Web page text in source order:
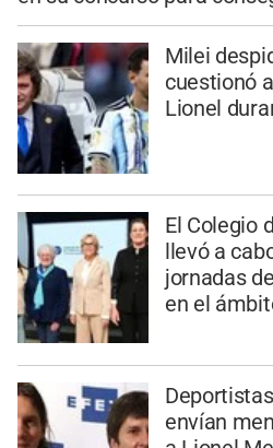
Milei
cuestionó
Lionel
El Colegio
llevó a
jornadas
en el
envían